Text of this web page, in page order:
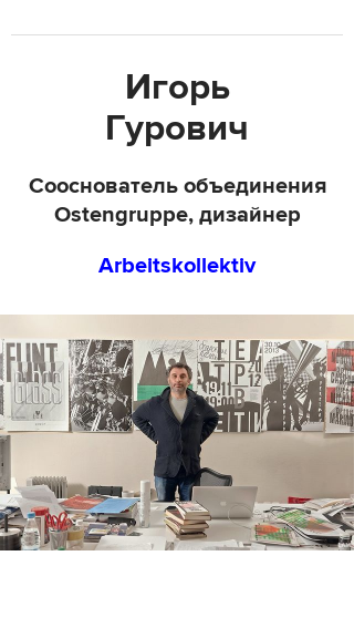
Игорь
Гурович
Сооснователь объединения
Ostengruppe, дизайнер
Arbeitskollektiv